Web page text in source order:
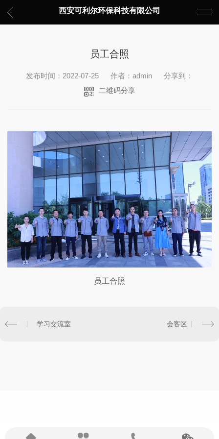
西安可利尔环保科技有限公司
员工合照
发布时间：2022-07-25 作者：admin
分享到：
二维码分享
员工合照
学习交流室 会客区